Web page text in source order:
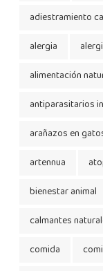
adiestramiento
alergia
alimentación
antiparasitarios
arañazos en
artennua
bienestar animal
calmantes
comida